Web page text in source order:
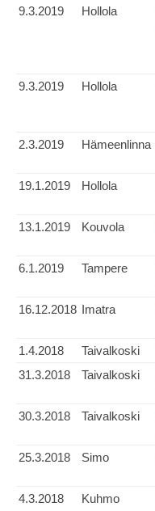
9.3.2019 Hollola
9.3.2019
Hollola
2.3.2019
Hämeenlinna
19.1.2019 Hollola
13.1.2019 Kouvola
6.1.2019 Tampere
16.12.2018 Imatra
1.4.2018
Taivalkoski
31.3.2018
Taivalkoski
30.3.2018
Taivalkoski
25.3.2018
Simo
4.3.2018 Kuhmo